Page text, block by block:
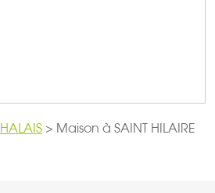
> Maison à SAINT HILAIRE